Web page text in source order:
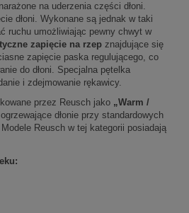
na uderzenia części dłoni.
dłoni. Wykonane są jednak w taki
ruchu umożliwiając pewny chwyt w
zapięcie na rzep znajdujące się
zapięcie paska regulującego, co
do dłoni. Specjalna pętelka
i zdejmowanie rękawicy.
przez Reusch jako „Warm /
dłonie przy standardowych
Reusch w tej kategorii posiadają